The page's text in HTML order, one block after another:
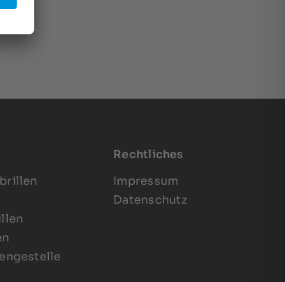
Rechtliches
Impressum
Datenschutz